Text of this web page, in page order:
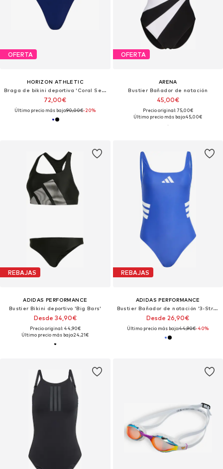
OFERTA
HORIZON ATHLETIC
Braga de bikini deportiva 'Coral Sea Bikini Bottom Luna'
72,00€
Último precio más bajo:90,00€-20%
OFERTA
ARENA
Bustier Bañador de natación
45,00€
Precio original: 75,00€
Último precio más bajo:45,00€
REBAJAS
ADIDAS PERFORMANCE
Bustier Bikini deportivo 'Big Bars'
Desde 34,90€
Precio original: 44,90€
Último precio más bajo:24,21€
REBAJAS
ADIDAS PERFORMANCE
Bustier Bañador de natación '3-Stripes U-back'
Desde 26,90€
Último precio más bajo:44,90€-40%